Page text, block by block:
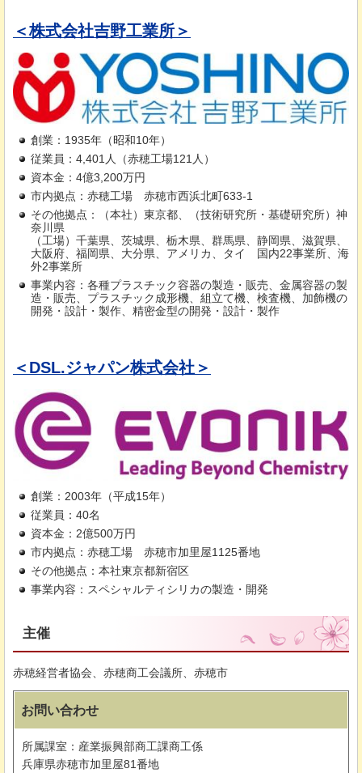
＜株式会社吉野工業所＞
創業：1935年（昭和10年）
従業員：4,401人（赤穂工場121人）
資本金：4億3,200万円
市内拠点：赤穂工場
赤穂市西浜北町633-1
その他拠点：（本社）東京都、（技術研究所・基礎研究所）神
奈川県
（工場）千葉県、茨城県、栃木県、群馬県、静岡県、滋賀県、
大阪府、福岡県、大分県、アメリカ、タイ
国内22事業所、海
外2事業所
事業内容：各種プラスチック容器の製造・販売、金属容器の製
造・販売、プラスチック成形機、組立て機、検査機、加飾機の
開発・設計・製作、精密金型の開発・設計・製作
＜DSL.ジャパン株式会社＞
創業：2003年（平成15年）
従業員：40名
資本金：2億500万円
市内拠点：赤穂工場
赤穂市加里屋1125番地
その他拠点：本社東京都新宿区
事業内容：スペシャルティシリカの製造・開発
主催
赤穂経営者協会、赤穂商工会議所、赤穂市
お問い合わせ
所属課室：産業振興部商工課商工係
兵庫県赤穂市加里屋81番地